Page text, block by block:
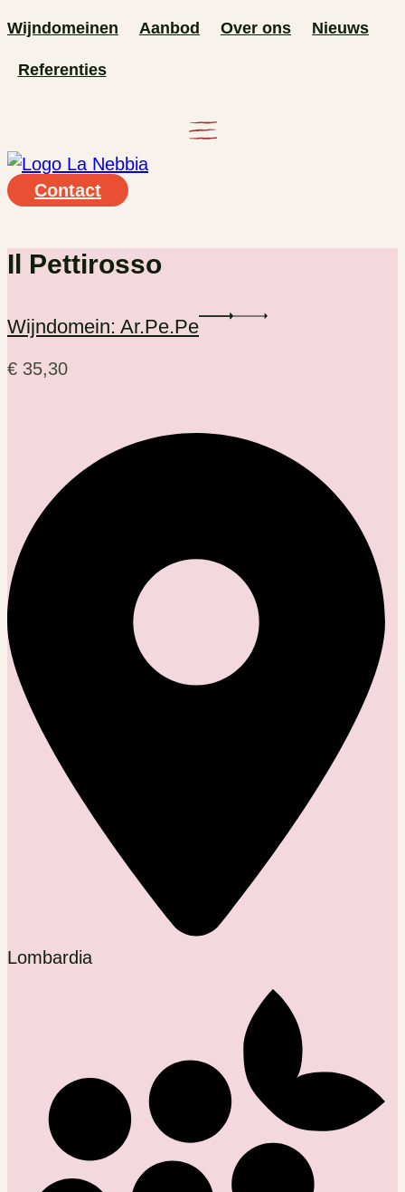
Ga
de
Wijndomeinen Aanbod Over ons Nieuws
Referenties
Contact
Il Pettirosso
Wijndomein: Ar.Pe.Pe
€ 35,30
Lombardia